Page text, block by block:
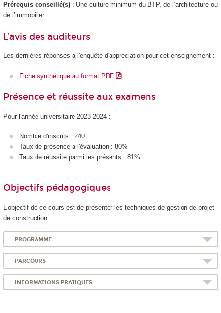
Prérequis conseillé(s): Une culture minimum du BTP, de l’architecture ou
de l’immobilier
L'avis des auditeurs
Les dernières réponses à l'enquête d'appréciation pour cet enseignement :
Fiche synthétique au format PDF
Présence et réussite aux examens
Pour l'année universitaire 2023-2024 :
Nombre d'inscrits : 240
Taux de présence à l'évaluation : 80%
Taux de réussite parmi les présents : 81%
Objectifs pédagogiques
L’objectif de ce cours est de présenter les techniques de gestion de projet
de construction.
PROGRAMME
PARCOURS
INFORMATIONS PRATIQUES